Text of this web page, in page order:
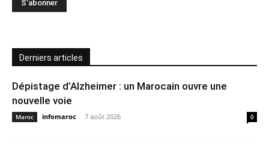
Derniers articles
Dépistage d’Alzheimer : un Marocain ouvre une
nouvelle voie
Maroc infomaroc - 7 août 2026 0